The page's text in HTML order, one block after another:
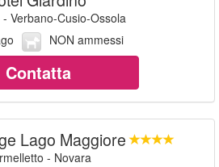
Verbano-Cusio-Ossola
NON ammessi
Contatta
Lago Maggiore
- Novara